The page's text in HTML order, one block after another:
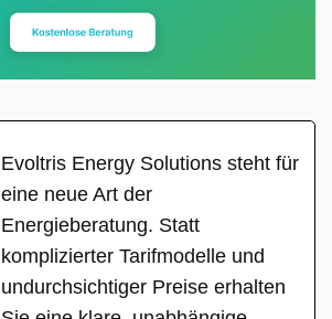
Evoltris Energy Solutions steht für
eine neue Art der
Energieberatung. Statt
komplizierter Tarifmodelle und
undurchsichtiger Preise erhalten